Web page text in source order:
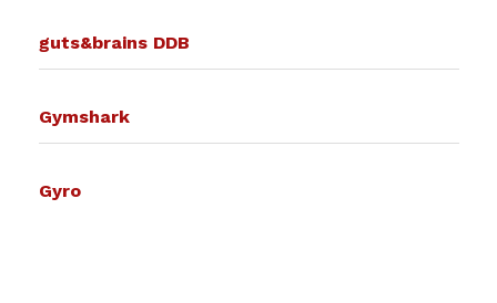
guts&brains DDB
Gymshark
Gyro